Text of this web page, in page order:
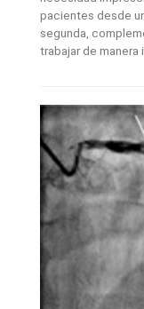
pacientes desde
segunda,
trabajar de manera